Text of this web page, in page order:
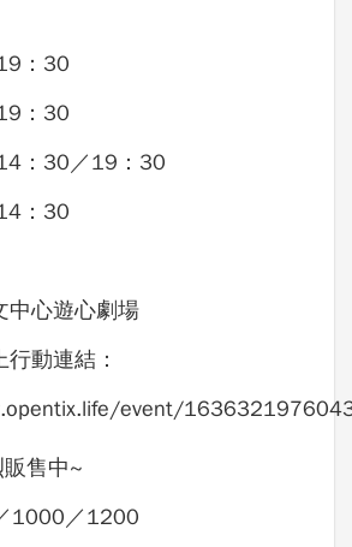
：30
：30
：30／19：30
：30
中心遊心劇場
動連結：
event/
販售中~
1000／1200